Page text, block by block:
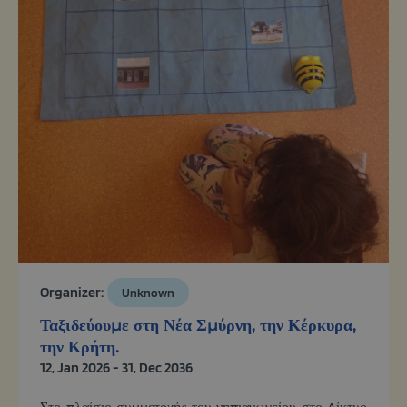
Organizer: Unknown
Ταξιδεύουμε στη Νέα Σμύρνη, την Κέρκυρα,
την Κρήτη.
12, Jan 2026 - 31, Dec 2036